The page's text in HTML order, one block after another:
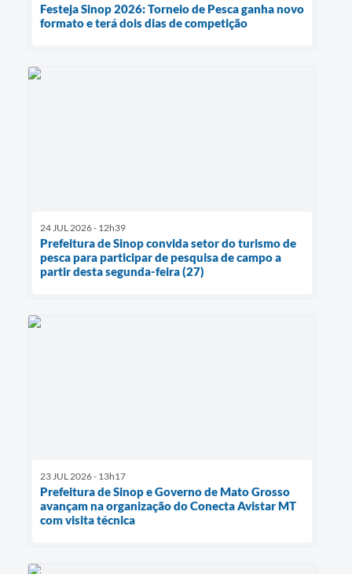
Festeja Sinop 2026: Torneio de Pesca ganha novo
formato e terá dois dias de competição
24 JUL 2026 - 12h39
Prefeitura de Sinop convida setor do turismo de
pesca para participar de pesquisa de campo a
partir desta segunda-feira (27)
23 JUL 2026 - 13h17
Prefeitura de Sinop e Governo de Mato Grosso
avançam na organização do Conecta Avistar MT
com visita técnica